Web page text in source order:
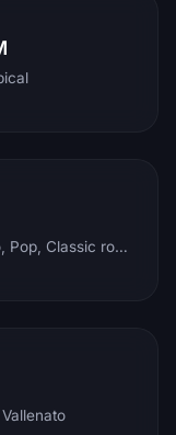
Dance, Rock, R'n'b, Disco, Pop, Classic rock, Techno, Reggae